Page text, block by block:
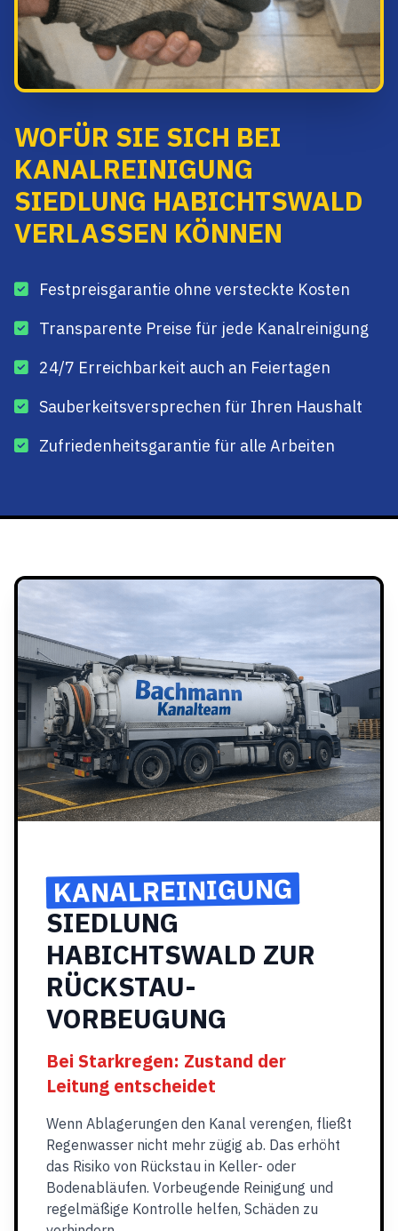
WOFÜR SIE SICH BEI
KANALREINIGUNG
SIEDLUNG HABICHTSWALD
VERLASSEN KÖNNEN
Festpreisgarantie ohne versteckte Kosten
Transparente Preise für jede Kanalreinigung
24/7 Erreichbarkeit auch an Feiertagen
Sauberkeitsversprechen für Ihren Haushalt
Zufriedenheitsgarantie für alle Arbeiten
KANALREINIGUNG
SIEDLUNG
HABICHTSWALD ZUR
RÜCKSTAU-
VORBEUGUNG
Bei Starkregen: Zustand der
Leitung entscheidet
Wenn Ablagerungen den Kanal verengen, fließt
Regenwasser nicht mehr zügig ab. Das erhöht
das Risiko von Rückstau in Keller- oder
Bodenabläufen. Vorbeugende Reinigung und
regelmäßige Kontrolle helfen, Schäden zu